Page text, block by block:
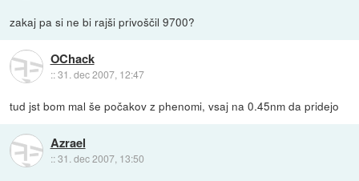
zakaj pa si ne bi rajši privoščil 9700?
OChack
::31. dec 2007, 12:47
tud jst bom mal še počakov z phenomi, vsaj na 0.45nm da pridejo
Azrael
::31. dec 2007, 13:50